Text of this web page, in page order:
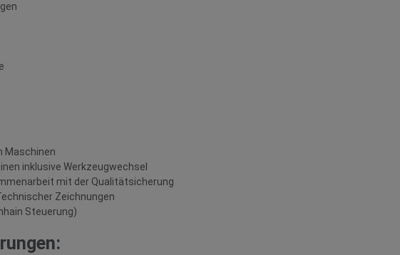
Maschinen
inklusive Werkzeugwechsel
mit der Qualitätsicherung
Zeichnungen
Steuerung)